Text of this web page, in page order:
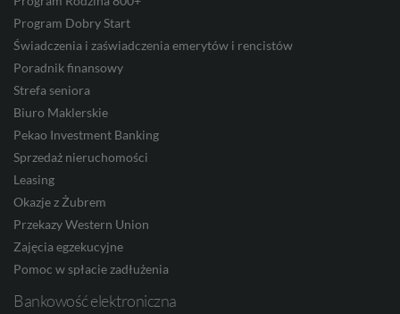
Program Dobry Start
Świadczenia i zaświadczenia emerytów i rencistów
Poradnik finansowy
Strefa seniora
Biuro Maklerskie
Pekao Investment Banking
Sprzedaż nieruchomości
Leasing
Okazje z Żubrem
Przekazy Western Union
Zajęcia egzekucyjne
Pomoc w spłacie zadłużenia
Bankowość elektroniczna